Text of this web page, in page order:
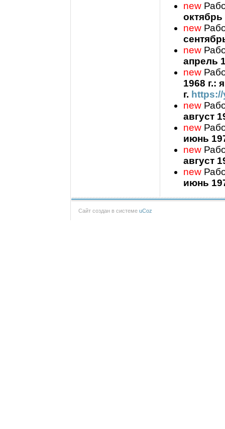
new
new
new
апрель
new
1968 г.:
г.
new
август
new
июнь
new
август
new
июнь
Сайт создан в системе uCoz